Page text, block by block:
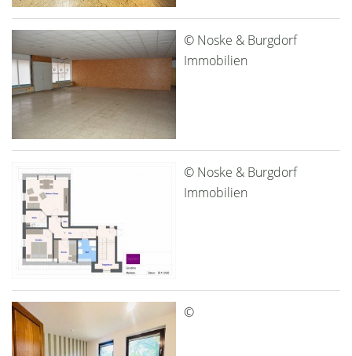
© Noske & Burgdorf
Immobilien
© Noske & Burgdorf
Immobilien
©